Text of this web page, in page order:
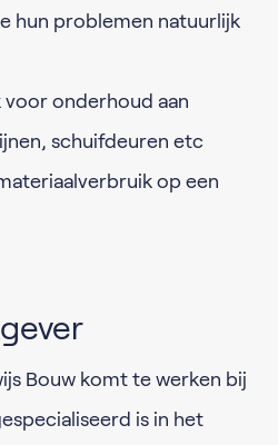
hun problemen natuurlijk
onderhoud aan
schuifdeuren etc
op een
Bouw komt te werken bij
is in het